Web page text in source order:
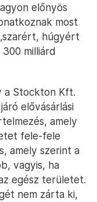
előnyös
most
húgyért
milliárd
a Stockton Kft.
elővásárlási
amely
fele-fele
amely szerint a
vagyis, ha
egész területet.
nem zárta ki,